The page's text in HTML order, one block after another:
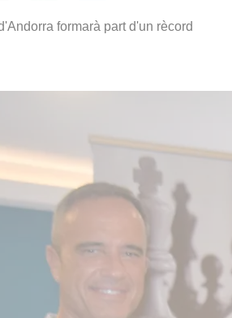
formarà part d'un rècord